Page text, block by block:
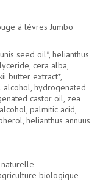
à lèvres Jumbo
seed oil*, helianthus
cera alba,
butter extract*,
alcohol, hydrogenated
castor oil, zea
palmitic acid,
helianthus annuus
biologique